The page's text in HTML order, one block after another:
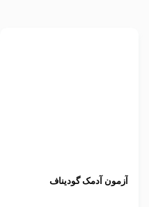
آزمون آدمک گودیناف